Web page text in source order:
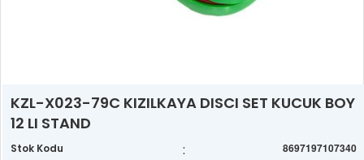
KZL-X023-79C KIZILKAYA DISCI SET KUCUK BOY
12 LI STAND
Stok Kodu : 8697197107340